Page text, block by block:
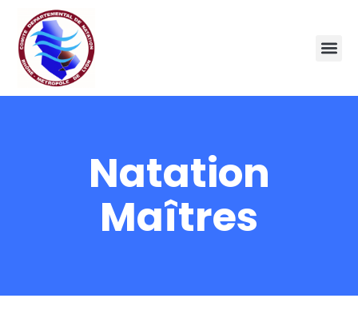
Natation
Maîtres